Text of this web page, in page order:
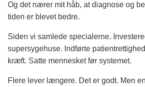
Og det nærer mit håb, at diagnose og
tiden er blevet bedre.
Siden vi samlede specialerne.
supersygehuse. Indførte
kræft. Satte mennesket før systemet.
Flere lever længere. Det er godt. Men